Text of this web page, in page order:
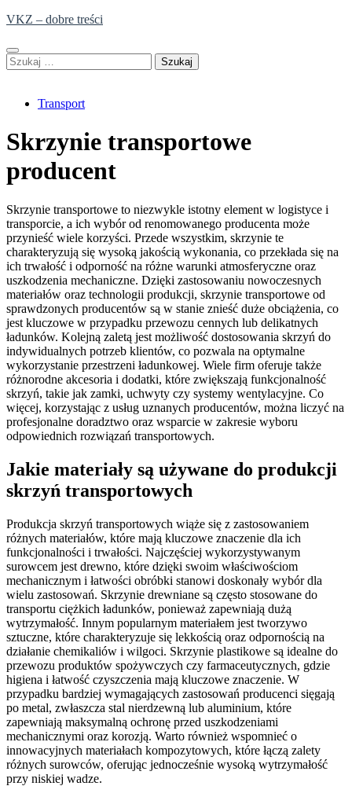
Skip
content
VKZ – dobre treści
Szukaj:
Transport
Skrzynie transportowe
producent
Skrzynie transportowe to niezwykle istotny element w logistyce i
transporcie, a ich wybór od renomowanego producenta może
przynieść wiele korzyści. Przede wszystkim, skrzynie te
charakteryzują się wysoką jakością wykonania, co przekłada się na
ich trwałość i odporność na różne warunki atmosferyczne oraz
uszkodzenia mechaniczne. Dzięki zastosowaniu nowoczesnych
materiałów oraz technologii produkcji, skrzynie transportowe od
sprawdzonych producentów są w stanie znieść duże obciążenia, co
jest kluczowe w przypadku przewozu cennych lub delikatnych
ładunków. Kolejną zaletą jest możliwość dostosowania skrzyń do
indywidualnych potrzeb klientów, co pozwala na optymalne
wykorzystanie przestrzeni ładunkowej. Wiele firm oferuje także
różnorodne akcesoria i dodatki, które zwiększają funkcjonalność
skrzyń, takie jak zamki, uchwyty czy systemy wentylacyjne. Co
więcej, korzystając z usług uznanych producentów, można liczyć na
profesjonalne doradztwo oraz wsparcie w zakresie wyboru
odpowiednich rozwiązań transportowych.
Jakie materiały są używane do produkcji
skrzyń transportowych
Produkcja skrzyń transportowych wiąże się z zastosowaniem
różnych materiałów, które mają kluczowe znaczenie dla ich
funkcjonalności i trwałości. Najczęściej wykorzystywanym
surowcem jest drewno, które dzięki swoim właściwościom
mechanicznym i łatwości obróbki stanowi doskonały wybór dla
wielu zastosowań. Skrzynie drewniane są często stosowane do
transportu ciężkich ładunków, ponieważ zapewniają dużą
wytrzymałość. Innym popularnym materiałem jest tworzywo
sztuczne, które charakteryzuje się lekkością oraz odpornością na
działanie chemikaliów i wilgoci. Skrzynie plastikowe są idealne do
przewozu produktów spożywczych czy farmaceutycznych, gdzie
higiena i łatwość czyszczenia mają kluczowe znaczenie. W
przypadku bardziej wymagających zastosowań producenci sięgają
po metal, zwłaszcza stal nierdzewną lub aluminium, które
zapewniają maksymalną ochronę przed uszkodzeniami
mechanicznymi oraz korozją. Warto również wspomnieć o
innowacyjnych materiałach kompozytowych, które łączą zalety
różnych surowców, oferując jednocześnie wysoką wytrzymałość
przy niskiej wadze.